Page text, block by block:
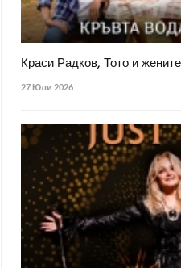
Краси Радков, Тото и
27 Юли 2026